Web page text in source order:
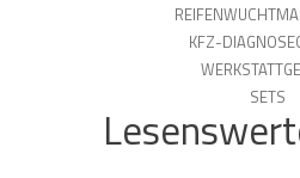
KFZ-
SETS